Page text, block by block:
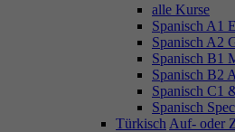
alle Kurse
Spanisch A1
Spanisch A2
Spanisch B1
Spanisch B2
Spanisch C1
Spanisch
Türkisch Auf- oder